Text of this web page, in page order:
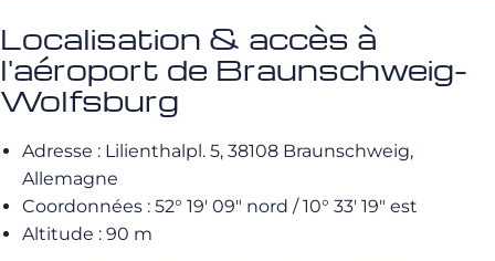
Localisation & accès à
l'aéroport de Braunschweig-
Wolfsburg
Adresse : Lilienthalpl. 5, 38108 Braunschweig,
Allemagne
Coordonnées : 52° 19′ 09″ nord / 10° 33′ 19″ est
Altitude : 90 m